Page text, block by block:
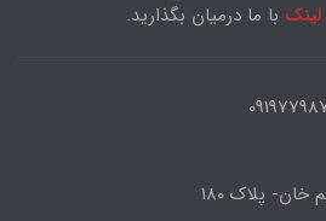
با ما درمیان بگذارید.
پلاک ۱۸۰